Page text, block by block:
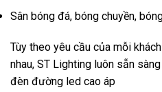
Sân bóng đá, bóng chuyền,
Tùy theo yêu cầu của mỗi
nhau, ST Lighting luôn sẵn
đèn đường led cao áp